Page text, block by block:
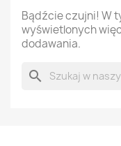
Bądźcie czujni! W
wyświetlonych
dodawania.
search